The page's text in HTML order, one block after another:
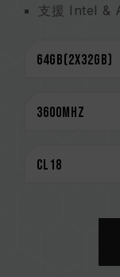
支援 Intel &
超低工作电压
中国实用新
兼容平台完整
请勿混合使
存。每一组